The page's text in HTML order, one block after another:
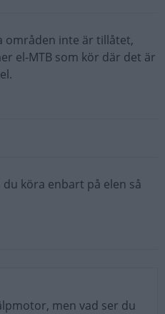
områden inte är tillåtet,
el-MTB som kör där det är
köra enbart på elen så
men vad ser du